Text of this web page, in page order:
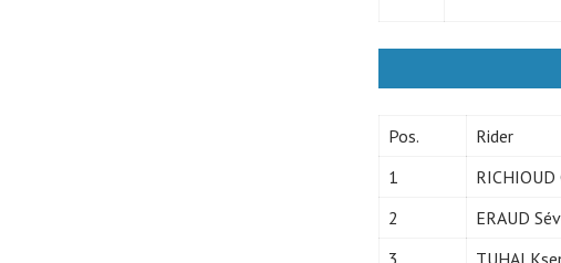
Pos. Rider
1
2
ERAUD
3
TUHAI